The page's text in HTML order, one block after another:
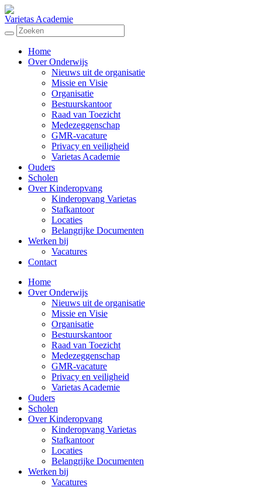
Varietas Academie
Home
Over Onderwijs
Nieuws uit de organisatie
Missie en Visie
Organisatie
Bestuurskantoor
Raad van Toezicht
Medezeggenschap
GMR-vacature
Privacy en veiligheid
Varietas Academie
Ouders
Scholen
Over Kinderopvang
Kinderopvang Varietas
Stafkantoor
Locaties
Belangrijke Documenten
Werken bij
Vacatures
Contact
Home
Over Onderwijs
Nieuws uit de organisatie
Missie en Visie
Organisatie
Bestuurskantoor
Raad van Toezicht
Medezeggenschap
GMR-vacature
Privacy en veiligheid
Varietas Academie
Ouders
Scholen
Over Kinderopvang
Kinderopvang Varietas
Stafkantoor
Locaties
Belangrijke Documenten
Werken bij
Vacatures